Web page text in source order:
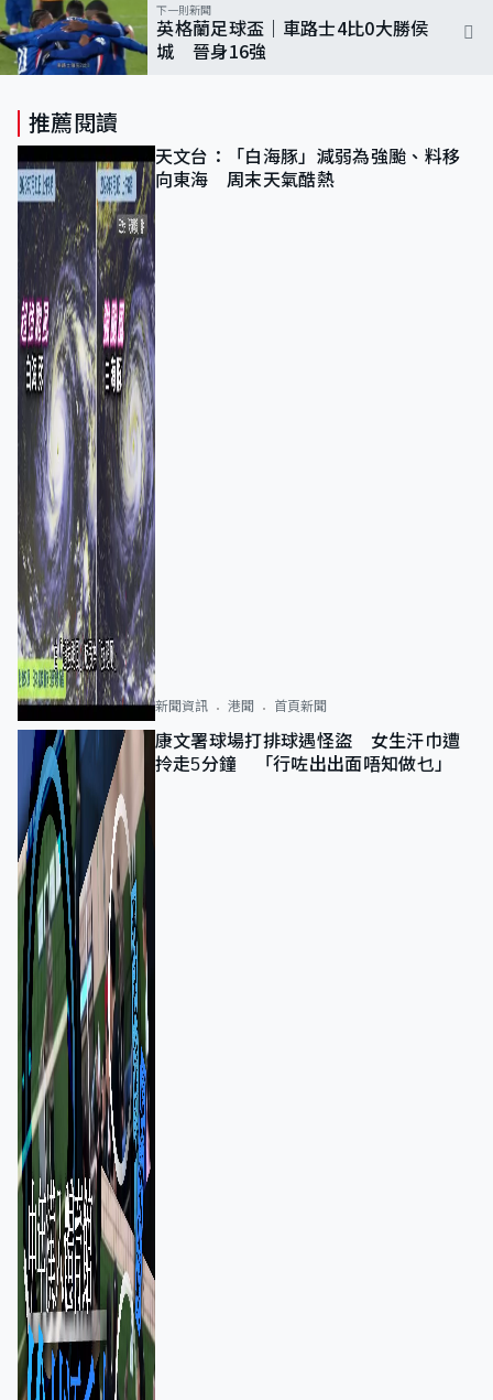
下一則新聞
英格蘭足球盃｜車路士4比0大勝侯
城 晉身16強
推薦閱讀
天文台：「白海豚」減弱為強颱、料移
向東海 周末天氣酷熱
新聞資訊 港聞 首頁新聞
康文署球場打排球遇怪盜 女生汗巾遭
拎走5分鐘 「行咗出出面唔知做乜」